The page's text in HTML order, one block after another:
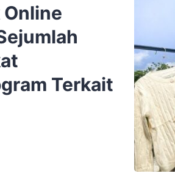
Terkait